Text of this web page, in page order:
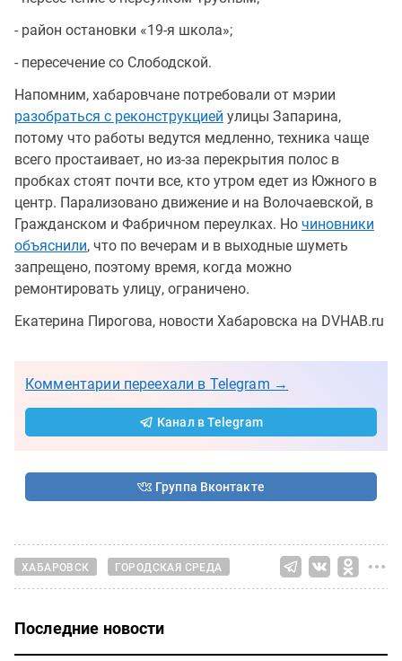
- район остановки «19-я школа»;
- пересечение со Слободской.
Напомним, хабаровчане потребовали от мэрии
разобраться с реконструкцией улицы Запарина,
потому что работы ведутся медленно, техника чаще
всего простаивает, но из-за перекрытия полос в
пробках стоят почти все, кто утром едет из Южного в
центр. Парализовано движение и на Волочаевской, в
Гражданском и Фабричном переулках. Но чиновники
объяснили, что по вечерам и в выходные шуметь
запрещено, поэтому время, когда можно
ремонтировать улицу, ограничено.
Екатерина Пирогова, новости Хабаровска на DVHAB.ru
Комментарии переехали в Telegram →
Канал в Telegram
Группа Вконтакте
ХАБАРОВСК ГОРОДСКАЯ СРЕДА
Последние новости